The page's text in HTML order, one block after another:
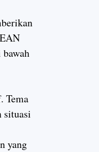
Tema
situasi
yang